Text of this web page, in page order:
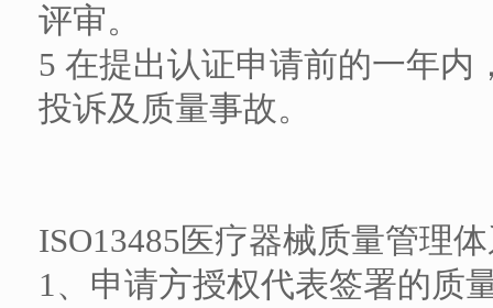
评审。
5 在提出认证申请前的一年
投诉及质量事故。
ISO13485医疗器械质量管理
1、申请方授权代表签署的质